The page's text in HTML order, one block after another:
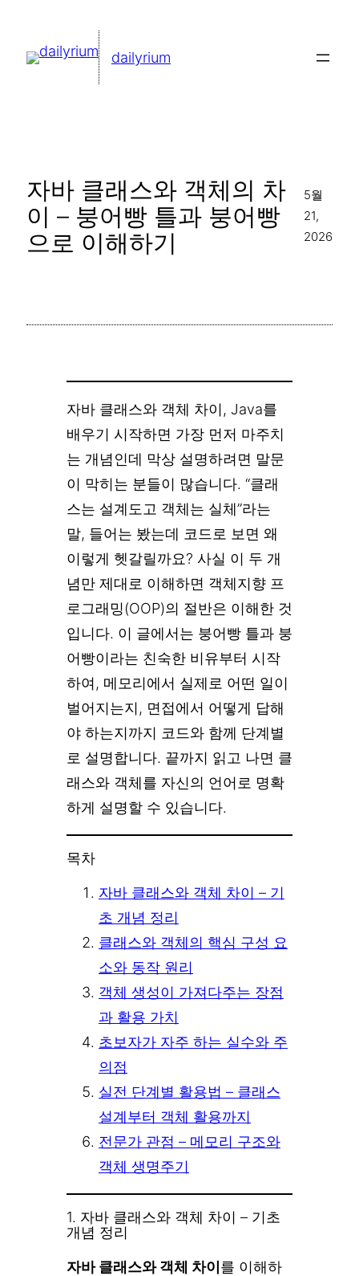
dailyrium
자바 클래스와 객체의 차
이 – 붕어빵 틀과 붕어빵
으로 이해하기
5월
21,
2026
자바 클래스와 객체 차이, Java를
배우기 시작하면 가장 먼저 마주치
는 개념인데 막상 설명하려면 말문
이 막히는 분들이 많습니다. “클래
스는 설계도고 객체는 실체”라는
말, 들어는 봤는데 코드로 보면 왜
이렇게 헷갈릴까요? 사실 이 두 개
념만 제대로 이해하면 객체지향 프
로그래밍(OOP)의 절반은 이해한 것
입니다. 이 글에서는 붕어빵 틀과 붕
어빵이라는 친숙한 비유부터 시작
하여, 메모리에서 실제로 어떤 일이
벌어지는지, 면접에서 어떻게 답해
야 하는지까지 코드와 함께 단계별
로 설명합니다. 끝까지 읽고 나면 클
래스와 객체를 자신의 언어로 명확
하게 설명할 수 있습니다.
목차
자바 클래스와 객체 차이 – 기
초 개념 정리
클래스와 객체의 핵심 구성 요
소와 동작 원리
객체 생성이 가져다주는 장점
과 활용 가치
초보자가 자주 하는 실수와 주
의점
실전 단계별 활용법 – 클래스
설계부터 객체 활용까지
전문가 관점 – 메모리 구조와
객체 생명주기
1. 자바 클래스와 객체 차이 – 기초
개념 정리
자바 클래스와 객체 차이를 이해하